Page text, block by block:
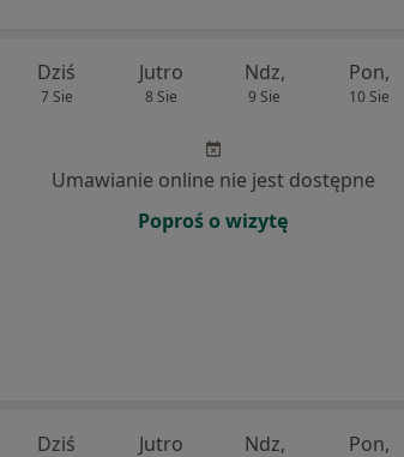
Dziś
7 Sie
Jutro
8 Sie
Ndz,
9 Sie
Pon,
10 Sie
Umawianie online nie jest dostępne
Poproś o wizytę
Dziś Jutro Ndz, Pon,